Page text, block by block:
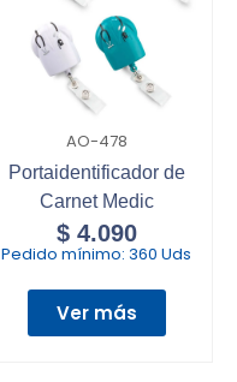
AO-478
Portaidentificador de
Carnet Medic
$4.090
Pedido mínimo: 360 Uds
Ver más